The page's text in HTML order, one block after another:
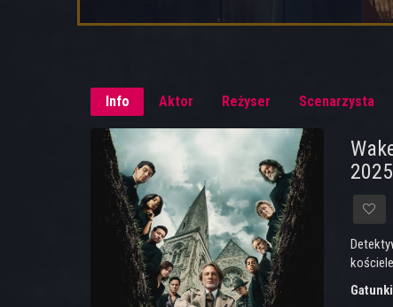
Info Aktor Reżyser Scenarzysta
2025